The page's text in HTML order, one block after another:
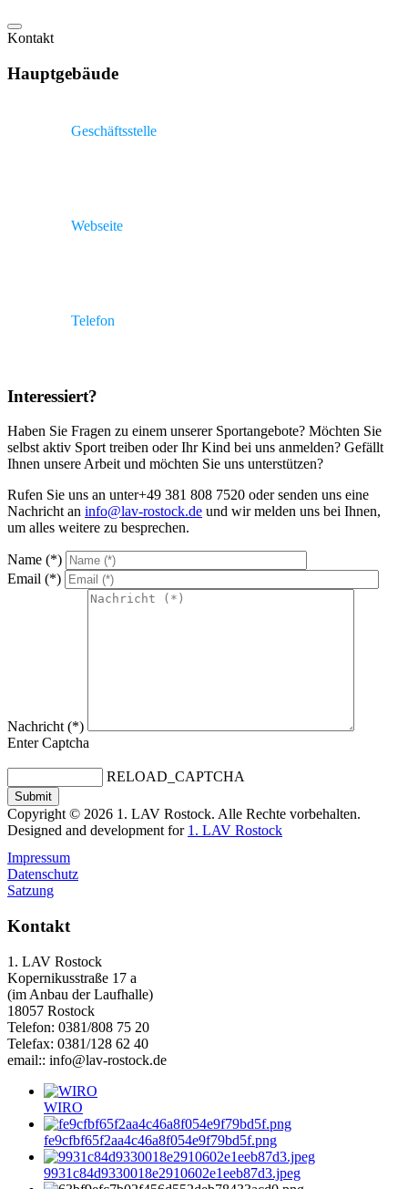
Kontakt
Hauptgebäude
Geschäftsstelle
Webseite
Telefon
Interessiert?
Haben Sie Fragen zu einem unserer Sportangebote? Möchten Sie
selbst aktiv Sport treiben oder Ihr Kind bei uns anmelden? Gefällt
Ihnen unsere Arbeit und möchten Sie uns unterstützen?
Rufen Sie uns an unter+49 381 808 7520 oder senden uns eine
Nachricht an info@lav-rostock.de und wir melden uns bei Ihnen,
um alles weitere zu besprechen.
Name (*)
Email (*)
Nachricht (*)
Enter Captcha
RELOAD_CAPTCHA
Copyright © 2026 1. LAV Rostock. Alle Rechte vorbehalten.
Designed and development for 1. LAV Rostock
Impressum
Datenschutz
Satzung
Kontakt
1. LAV Rostock
Kopernikusstraße 17 a
(im Anbau der Laufhalle)
18057 Rostock
Telefon: 0381/808 75 20
Telefax: 0381/128 62 40
email:: info@lav-rostock.de
WIRO
fe9cfbf65f2aa4c46a8f054e9f79bd5f.png
9931c84d9330018e2910602e1eeb87d3.jpeg